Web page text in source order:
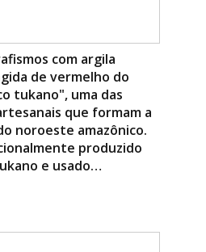
com argila
de vermelho do
tukano", uma das
que formam a
noroeste amazônico.
produzido
e usado…